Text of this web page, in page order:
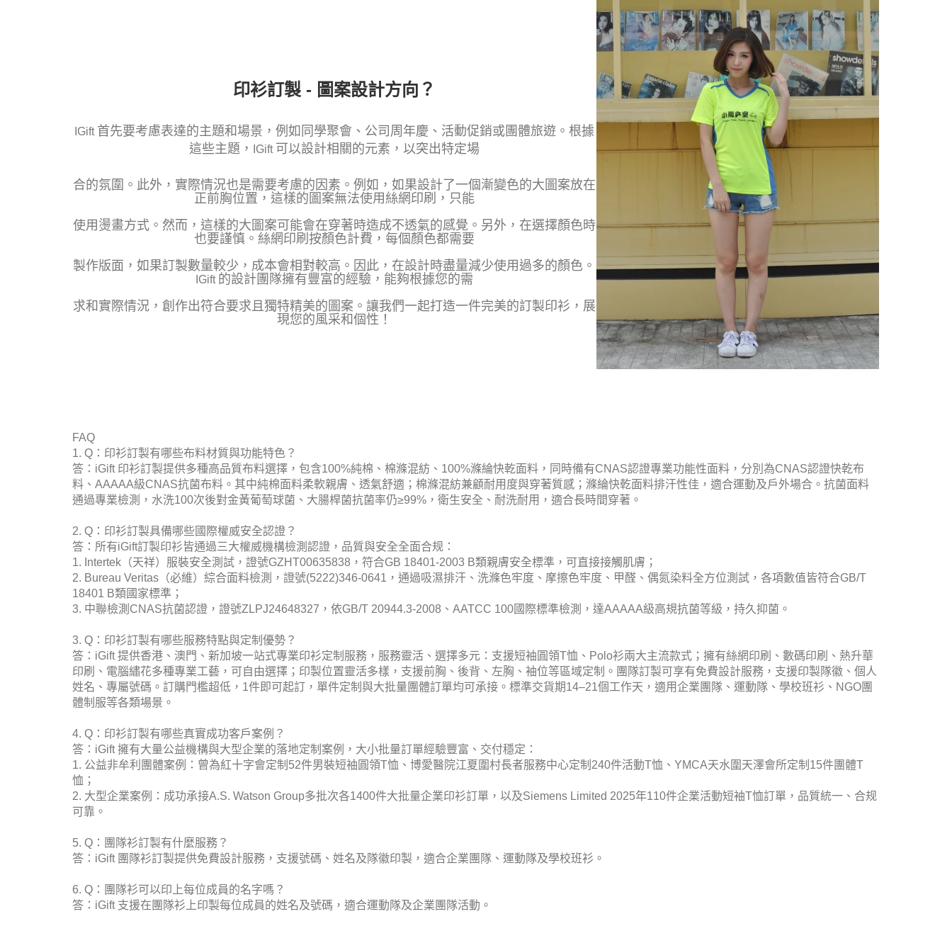
印衫訂製 - 圖案設計方向？
IGift 首先要考慮表達的主題和場景，例如同學聚會、公司周年慶、活動促銷或團體旅遊。 根據
這些主題，
IGift 可以設計相關的元素，以突出特定場
合的氛圍。 此外，實際情況也是需要考慮的因素。 例如，如果設計了一個漸變色的大圖案放在
正前胸位置，這樣的 圖案無法使用絲網印刷，只能
使用燙畫方式。 然而，這樣的大圖案可能會在穿著時造成不透氣的感覺。 另外，在選擇顏色時
也要謹慎。絲網印刷按顏色計費， 每個顏色都需要
製作版面，如果訂製數量較少， 成本會相對較高。因此，在設計時盡量減少使用過多的顏色。
IGift 的設計團隊擁有豐富的經驗，能夠根據您的需
求和實際情況，創作出符合要求且獨特精美的圖案。 讓我們一起打造一件完美的訂製印衫，展
現您的風采和個性！
FAQ
1. Q：印衫訂製有哪些布料材質與功能特色？
答：iGift 印衫訂製提供多種高品質布料選擇，包含100%純棉、棉滌混紡、100%滌綸快乾面料，同時備有CNAS認證專業功能性面料，分別為CNAS認證快乾布
料、AAAAA級CNAS抗菌布料。其中純棉面料柔軟親膚、透氣舒適；棉滌混紡兼顧耐用度與穿著質感；滌綸快乾面料排汗性佳，適合運動及戶外場合。抗菌面料
通過專業檢測，水洗100次後對金黃葡萄球菌、大腸桿菌抗菌率仍≥99%，衛生安全、耐洗耐用，適合長時間穿著。
2. Q：印衫訂製具備哪些國際權威安全認證？
答：所有iGift訂製印衫皆通過三大權威機構檢測認證，品質與安全全面合规：
1. Intertek（天祥）服裝安全測試，證號GZHT00635838，符合GB 18401-2003 B類親膚安全標準，可直接接觸肌膚；
2. Bureau Veritas（必維）綜合面料檢測，證號(5222)346-0641，通過吸濕排汗、洗滌色牢度、摩擦色牢度、甲醛、偶氮染料全方位測試，各項數值皆符合GB/T
18401 B類國家標準；
3. 中聯檢測CNAS抗菌認證，證號ZLPJ24648327，依GB/T 20944.3-2008、AATCC 100國際標準檢測，達AAAAA級高規抗菌等級，持久抑菌。
3. Q：印衫訂製有哪些服務特點與定制優勢？
答：iGift 提供香港、澳門、新加坡一站式專業印衫定制服務，服務靈活、選擇多元：支援短袖圓領T恤、Polo衫兩大主流款式；擁有絲網印刷、數碼印刷、熱升華
印刷、電腦繡花多種專業工藝，可自由選擇；印製位置靈活多樣，支援前胸、後背、左胸、袖位等區域定制。團隊訂製可享有免費設計服務，支援印製隊徽、個人
姓名、專屬號碼。訂購門檻超低，1件即可起訂，單件定制與大批量團體訂單均可承接。標準交貨期14–21個工作天，適用企業團隊、運動隊、學校班衫、NGO團
體制服等各類場景。
4. Q：印衫訂製有哪些真實成功客戶案例？
答：iGift 擁有大量公益機構與大型企業的落地定制案例，大小批量訂單經驗豐富、交付穩定：
1. 公益非牟利團體案例：曾為紅十字會定制52件男裝短袖圓領T恤、博愛醫院江夏圍村長者服務中心定制240件活動T恤、YMCA天水圍天澤會所定制15件團體T
恤；
2. 大型企業案例：成功承接A.S. Watson Group多批次各1400件大批量企業印衫訂單，以及Siemens Limited 2025年110件企業活動短袖T恤訂單，品質統一、合规
可靠。
5. Q：團隊衫訂製有什麼服務？
答：iGift 團隊衫訂製提供免費設計服務，支援號碼、姓名及隊徽印製，適合企業團隊、運動隊及學校班衫。
6. Q：團隊衫可以印上每位成員的名字嗎？
答：iGift 支援在團隊衫上印製每位成員的姓名及號碼，適合運動隊及企業團隊活動。